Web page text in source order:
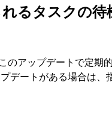
るタスクの待
アップデートで定期
デートがある場合は、